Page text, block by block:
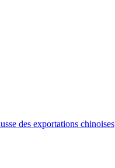
des exportations chinoises